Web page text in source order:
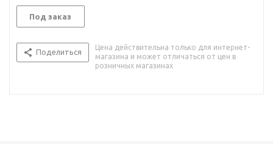
Под заказ
Поделиться
Цена действительна только для интернет-
магазина и может отличаться от цен в
розничных магазинах